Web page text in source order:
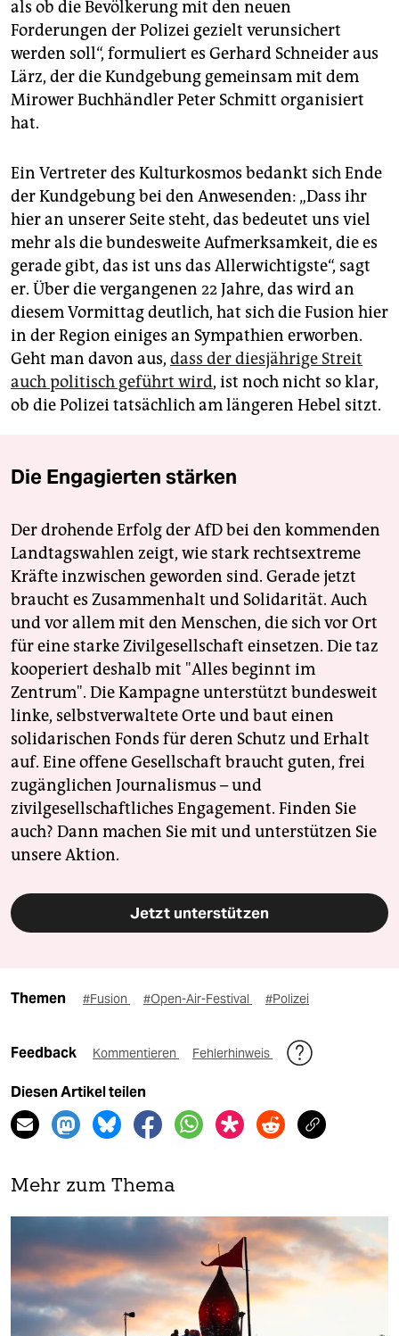
als ob die Bevölkerung mit den neuen
Forderungen der Polizei gezielt verunsichert
werden soll“, formuliert es Gerhard Schneider aus
Lärz, der die Kundgebung gemeinsam mit dem
Mirower Buchhändler Peter Schmitt organisiert
hat.
Ein Vertreter des Kulturkosmos bedankt sich Ende
der Kundgebung bei den Anwesenden: „Dass ihr
hier an unserer Seite steht, das bedeutet uns viel
mehr als die bundesweite Aufmerksamkeit, die es
gerade gibt, das ist uns das Allerwichtigste“, sagt
er. Über die vergangenen 22 Jahre, das wird an
diesem Vormittag deutlich, hat sich die Fusion hier
in der Region einiges an Sympathien erworben.
Geht man davon aus, dass der diesjährige Streit
auch politisch geführt wird, ist noch nicht so klar,
ob die Polizei tatsächlich am längeren Hebel sitzt.
Die Engagierten stärken
Der drohende Erfolg der AfD bei den kommenden
Landtagswahlen zeigt, wie stark rechtsextreme
Kräfte inzwischen geworden sind. Gerade jetzt
braucht es Zusammenhalt und Solidarität. Auch
und vor allem mit den Menschen, die sich vor Ort
für eine starke Zivilgesellschaft einsetzen. Die taz
kooperiert deshalb mit "Alles beginnt im
Zentrum". Die Kampagne unterstützt bundesweit
linke, selbstverwaltete Orte und baut einen
solidarischen Fonds für deren Schutz und Erhalt
auf. Eine offene Gesellschaft braucht guten, frei
zugänglichen Journalismus – und
zivilgesellschaftliches Engagement. Finden Sie
auch? Dann machen Sie mit und unterstützen Sie
unsere Aktion.
Jetzt unterstützen
Themen #Fusion #Open-Air-Festival #Polizei
Feedback Kommentieren Fehlerhinweis
Diesen Artikel teilen
Mehr zum Thema